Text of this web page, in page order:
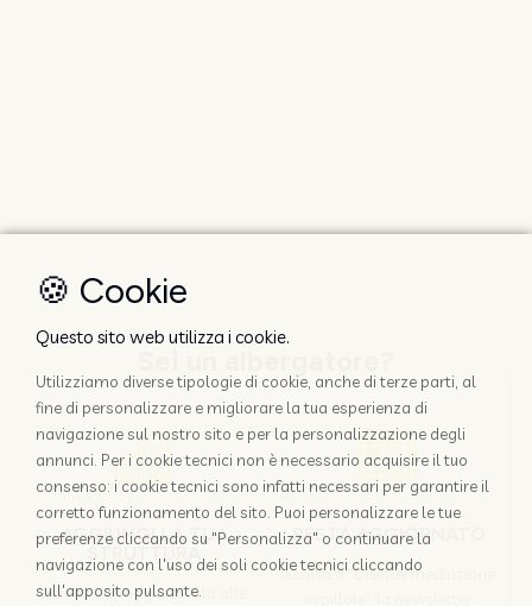
AGGIUNGI LA TUA
STRUTTURA
Perchè appoggiarsi solo alle
RESTA AGGIORNATO
Iscriviti a "Disintermediazione
🍪 Cookie
Questo sito web utilizza i cookie.
Utilizziamo diverse tipologie di cookie, anche di terze parti, al
fine di personalizzare e migliorare la tua esperienza di
navigazione sul nostro sito e per la personalizzazione degli
annunci. Per i cookie tecnici non è necessario acquisire il tuo
consenso: i cookie tecnici sono infatti necessari per garantire il
corretto funzionamento del sito. Puoi personalizzare le tue
preferenze cliccando su "Personalizza" o continuare la
navigazione con l'uso dei soli cookie tecnici cliccando
sull'apposito pulsante.